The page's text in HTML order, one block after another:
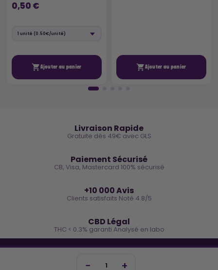
0,50 €
Ajouter au panier Ajouter au panier
Livraison Rapide
Gratuite dès 49€ avec GLS
Paiement Sécurisé
CB, Visa, Mastercard 100% sécurisé
+10 000 Avis
Clients satisfaits Noté 4.8/5
CBD Légal
THC < 0.3% garanti Analysé en labo
Inscris-toi et reçois -10€ sur ta prochaine commande